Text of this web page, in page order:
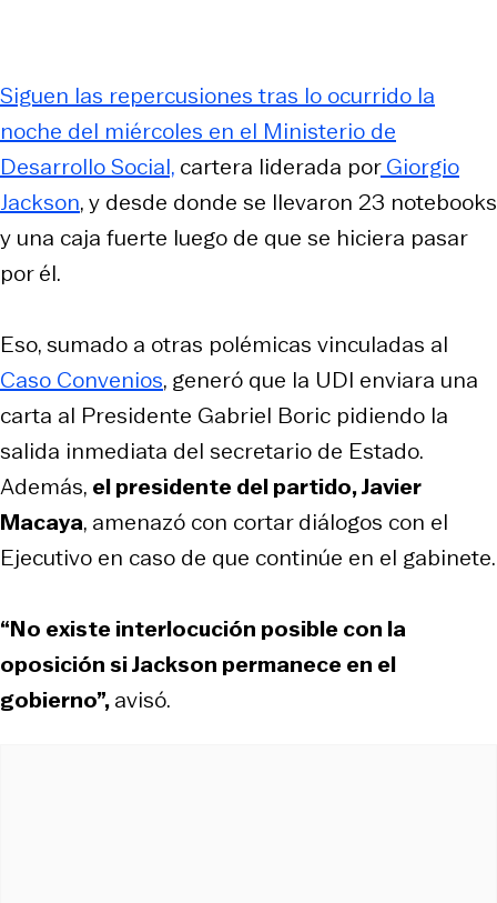
Siguen las repercusiones tras lo ocurrido la
noche del miércoles en el Ministerio de
Desarrollo Social, cartera liderada porGiorgio
Jackson, y desde donde se llevaron 23 notebooks
y una caja fuerte luego de que se hiciera pasar
por él.
Eso, sumado a otras polémicas vinculadas al
Caso Convenios, generó que la UDI enviara una
carta al Presidente Gabriel Boric pidiendo la
salida inmediata del secretario de Estado.
Además, el presidente del partido, Javier
Macaya, amenazó con cortar diálogos con el
Ejecutivo en caso de que continúe en el gabinete.
“No existe interlocución posible con la
oposición si Jackson permanece en el
gobierno”,avisó.